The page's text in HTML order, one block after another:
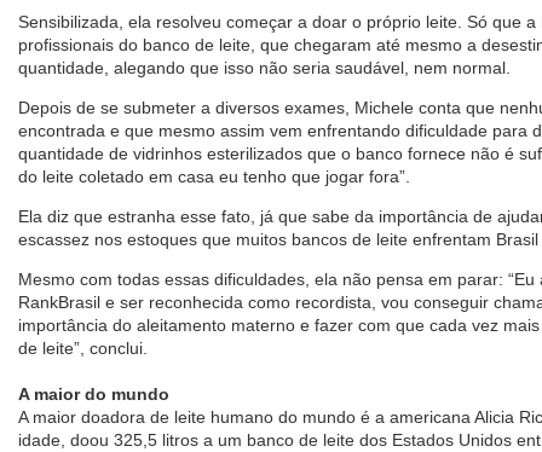
Sensibilizada, ela resolveu começar a doar o próprio leite. Só que
profissionais do banco de leite, que chegaram até mesmo a
quantidade, alegando que isso não seria saudável, nem normal.
Depois de se submeter a diversos exames, Michele conta que
encontrada e que mesmo assim vem enfrentando dificuldade para
quantidade de vidrinhos esterilizados que o banco fornece não é
do leite coletado em casa eu tenho que jogar fora”.
Ela diz que estranha esse fato, já que sabe da importância de
escassez nos estoques que muitos bancos de leite enfrentam
Mesmo com todas essas dificuldades, ela não pensa em parar:
RankBrasil e ser reconhecida como recordista, vou conseguir
importância do aleitamento materno e fazer com que cada vez
de leite”, conclui.
A maior do mundo
A maior doadora de leite humano do mundo é a americana Alicia
idade, doou 325,5 litros a um banco de leite dos Estados Unidos